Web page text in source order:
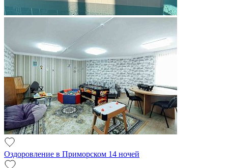
Оздоровление в Приморском 14 ночей